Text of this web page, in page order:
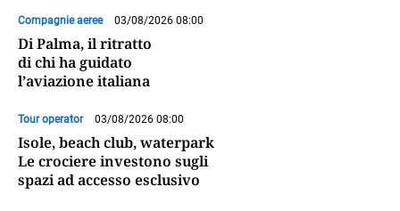
Compagnie aeree 03/08/2026 08:00
Di Palma, il ritratto
di chi ha guidato
l’aviazione italiana
Tour operator 03/08/2026 08:00
Isole, beach club, waterpark
Le crociere investono sugli
spazi ad accesso esclusivo